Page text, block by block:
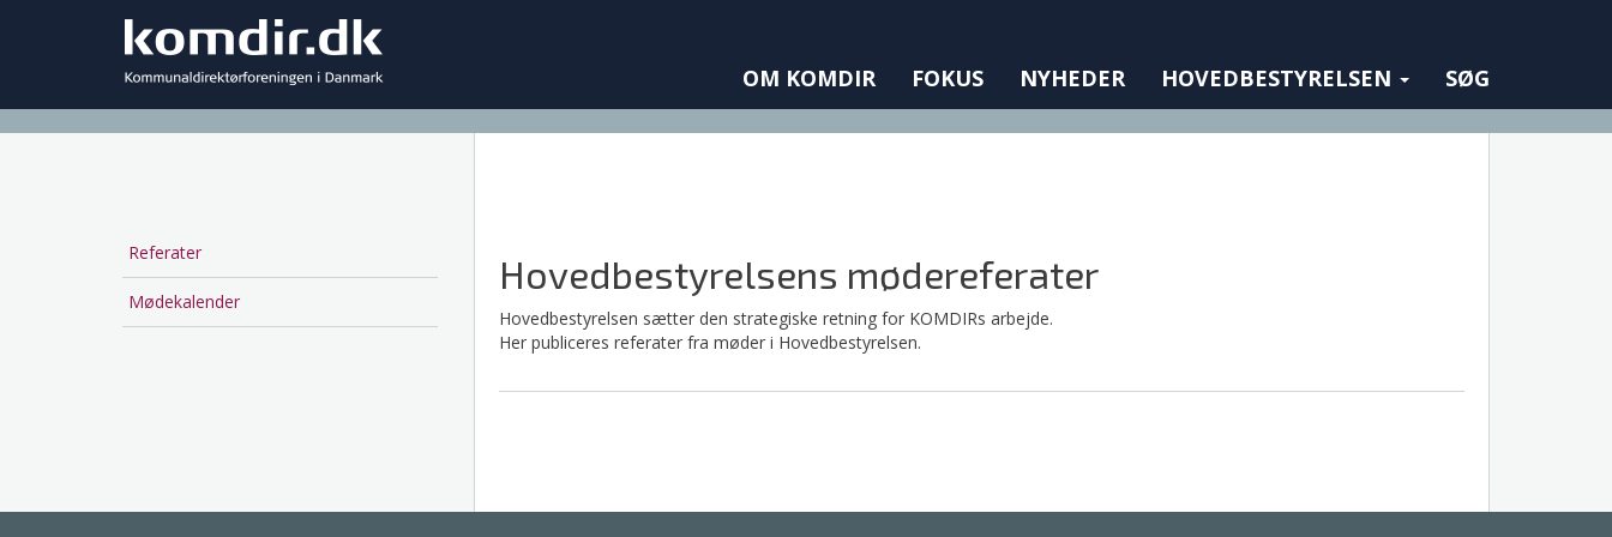
Main
navigation
OM KOMDIR FOKUS NYHEDER HOVEDBESTYRELSEN SØG
Main
navigation
Referater
Mødekalender
Hovedbestyrelsens mødereferater
Hovedbestyrelsen sætter den strategiske retning for KOMDIRs arbejde.
Her publiceres referater fra møder i Hovedbestyrelsen.